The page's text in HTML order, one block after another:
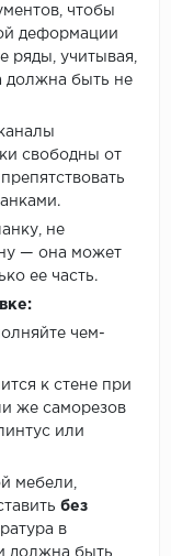
чтобы
деформации
ряды, учитывая,
должна быть не
свободны от
не
— она может
ее часть.
чем-
к стене при
же саморезов
или
мебели,
без
в
должна быть